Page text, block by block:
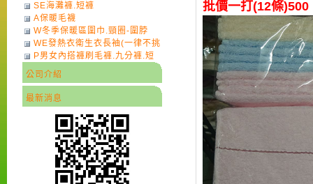
批價一打(12條)500
SE海灘褲.短褲
A保暖毛襪
W冬季保暖區圍巾.頸圈-圍脖
WE發熱衣衛生衣長袖(一律不挑
色)-7
P男女內搭褲刷毛褲.九分褲.短
褲
公司介紹
最新消息